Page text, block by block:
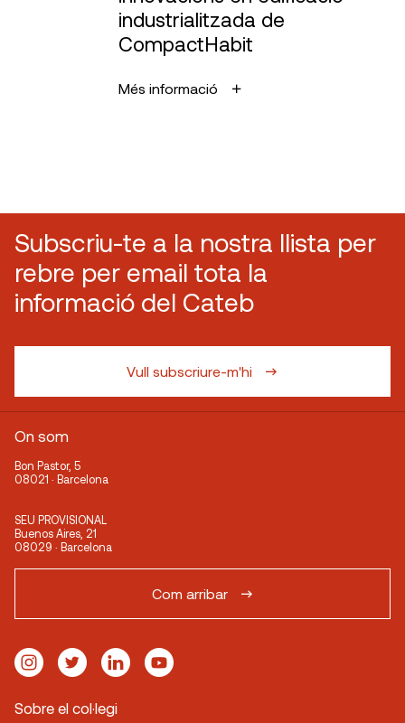
industrialitzada de
CompactHabit
Més informació
Subscriu-te a la nostra llista per
rebre per email tota la
informació del Cateb
Vull subscriure-m'hi
On som
Bon Pastor, 5
08021 · Barcelona
SEU PROVISIONAL
Buenos Aires, 21
08029 · Barcelona
Com arribar
Sobre el col·legi